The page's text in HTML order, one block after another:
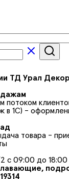
ТД Урал
в 1С) -
товара -
с 09:00 до 18:00